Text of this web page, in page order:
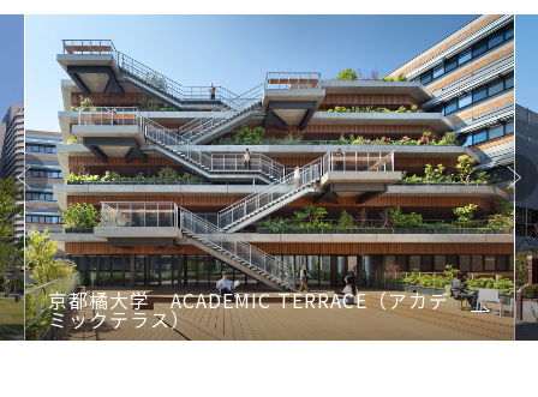
Previo
us
京都橘大学 ACADEMIC TERRACE（アカデ
ミックテラス）
Next